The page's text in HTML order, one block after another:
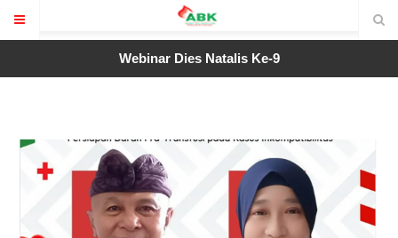
Webinar Dies Natalis Ke-9